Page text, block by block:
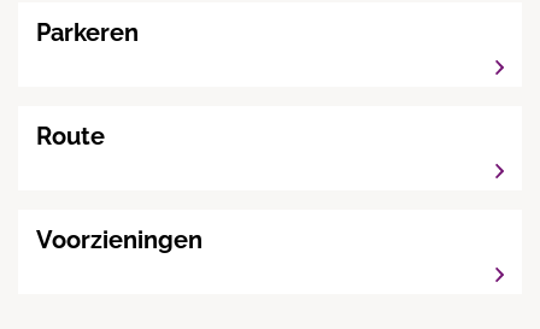
Parkeren
Route
Voorzieningen